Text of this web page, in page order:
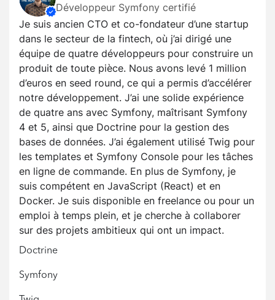
Développeur Symfony certifié
Je suis ancien CTO et co-fondateur d’une startup
dans le secteur de la fintech, où j’ai dirigé une
équipe de quatre développeurs pour construire un
produit de toute pièce. Nous avons levé 1 million
d’euros en seed round, ce qui a permis d’accélérer
notre développement. J’ai une solide expérience
de quatre ans avec Symfony, maîtrisant Symfony
4 et 5, ainsi que Doctrine pour la gestion des
bases de données. J’ai également utilisé Twig pour
les templates et Symfony Console pour les tâches
en ligne de commande. En plus de Symfony, je
suis compétent en JavaScript (React) et en
Docker. Je suis disponible en freelance ou pour un
emploi à temps plein, et je cherche à collaborer
sur des projets ambitieux qui ont un impact.
Doctrine
Symfony